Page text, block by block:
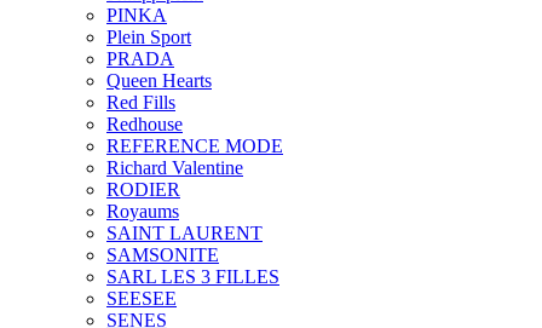
PINKA
Plein Sport
PRADA
Queen Hearts
Red Fills
Redhouse
REFERENCE MODE
Richard Valentine
RODIER
Royaums
SAINT LAURENT
SAMSONITE
SARL LES 3 FILLES
SEESEE
SENES